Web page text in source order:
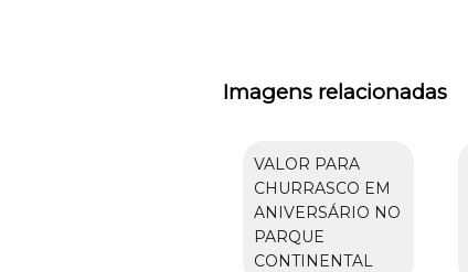
Imagens relacionadas
VALOR PARA
CHURRASCO EM
ANIVERSÁRIO NO
PARQUE
CONTINENTAL